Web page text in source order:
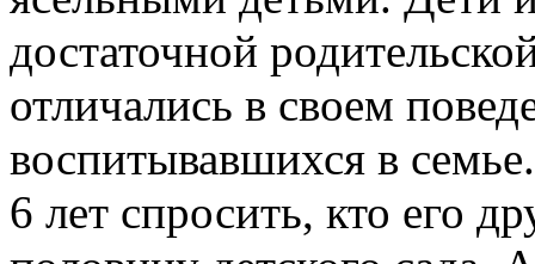
достаточной
отличались в своем
воспитывавшихся в
6 лет спросить, кто его